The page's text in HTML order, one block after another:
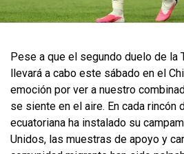
Pese a que el segundo duelo de la
llevará a cabo este sábado en el
emoción por ver a nuestro
se siente en el aire. En cada rincón
ecuatoriana ha instalado su
Unidos, las muestras de apoyo y